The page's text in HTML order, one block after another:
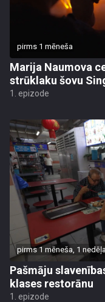
pirms 1 mēneša
Marija Naumova
strūklaku šovu
1. epizode
pirms 1 mēneša, 1
Pašmāju
klases restorānu
1. epizode